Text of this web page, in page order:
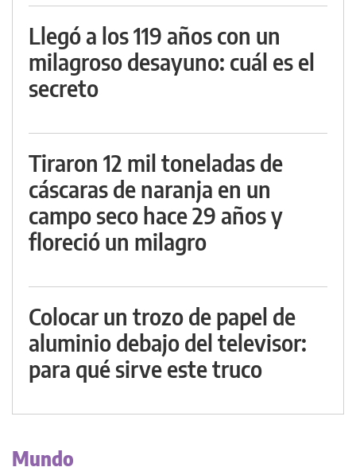
Llegó a los 119 años con un
milagroso desayuno: cuál es el
secreto
Tiraron 12 mil toneladas de
cáscaras de naranja en un
campo seco hace 29 años y
floreció un milagro
Colocar un trozo de papel de
aluminio debajo del televisor:
para qué sirve este truco
Mundo